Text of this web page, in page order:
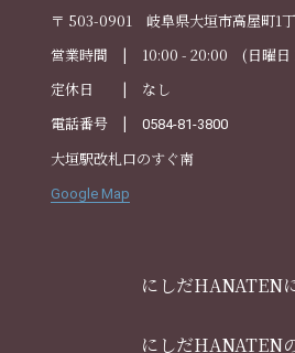
〒 503-0901 岐阜県大垣市高屋町1
営業時間 | 10:00 - 20:00 (日曜日
定休日 | なし
電話番号 |
0584-81-3800
大垣駅改札口のすぐ南
Google Map
にしだHANATEN
にしだHANATEN